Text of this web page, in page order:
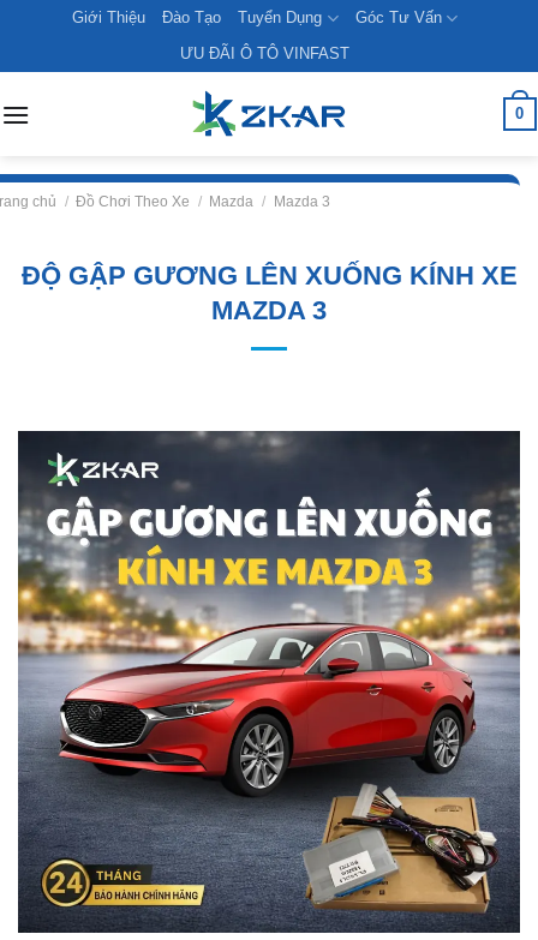
content
Giới Thiệu Đào Tạo Tuyển Dụng
Góc Tư Vấn
ƯU ĐÃI Ô TÔ VINFAST
0
chủ / Đồ Chơi Theo Xe / Mazda / Mazda 3
ĐỘ GẬP GƯƠNG LÊN XUỐNG KÍNH XE
MAZDA 3